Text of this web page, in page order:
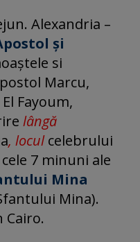
Alexandria –
și
si
Marcu,
Fayoum,
lângă
, loculcelebrului
7 minuni ale
Mina
Mina).
Cairo.